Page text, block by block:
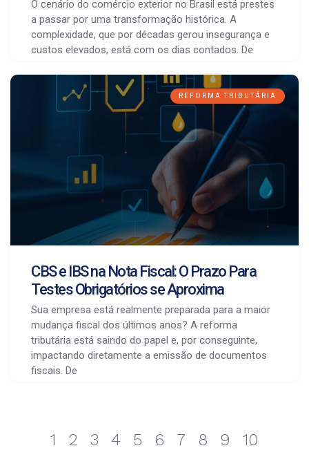
O cenário do comércio exterior no Brasil está prestes
a passar por uma transformação histórica. A
complexidade, que por décadas gerou insegurança e
custos elevados, está com os dias contados. De
REFORMA TRIBUTÁRIA
CBS e IBS na Nota Fiscal: O Prazo Para
Testes Obrigatórios se Aproxima
Sua empresa está realmente preparada para a maior
mudança fiscal dos últimos anos? A reforma
tributária está saindo do papel e, por conseguinte,
impactando diretamente a emissão de documentos
fiscais. De
1 2 3 4 5 6 7 8 9 10